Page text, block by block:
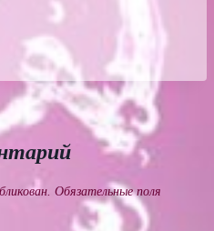
Обязательные поля